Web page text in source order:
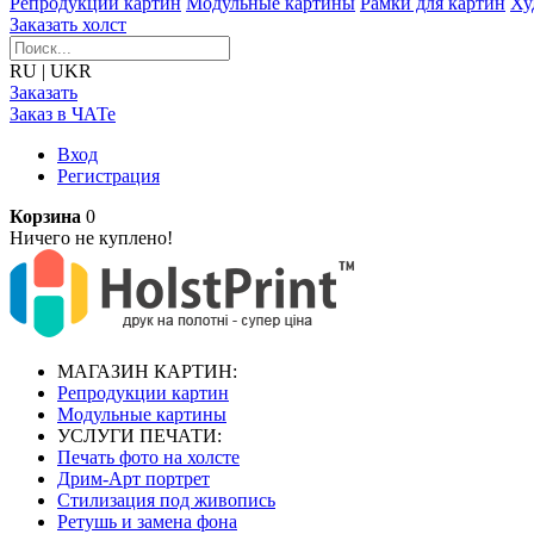
Заказать холст
RU | UKR
Заказать
Заказ в ЧАТе
Вход
Регистрация
Корзина 0
Ничего не куплено!
МАГАЗИН КАРТИН:
Репродукции картин
Модульные картины
УСЛУГИ ПЕЧАТИ:
Печать фото на холсте
Дрим-Арт портрет
Стилизация под живопись
Ретушь и замена фона